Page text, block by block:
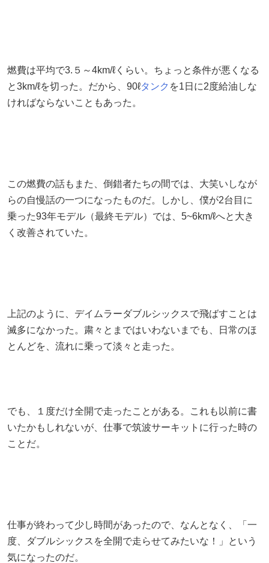
燃費は平均で3.５～4km/ℓくらい。ちょっと条件が悪くなる
と3km/ℓを切った。だから、90ℓタンク を1日に2度給油しな
ければならないこともあった。
この燃費の話もまた、倒錯者たちの間では、大笑いしなが
らの自慢話の一つになったものだ。しかし、僕が2台目に
乗った93年モデル（最終モデル）では、5~6km/ℓへと大き
く改善されていた。
上記のように、デイムラーダブルシックスで飛ばすことは
滅多になかった。粛々とまではいわないまでも、日常のほ
とんどを、流れに乗って淡々と走った。
でも、１度だけ全開で走ったことがある。これも以前に書
いたかもしれないが、仕事で筑波サーキットに行った時の
ことだ。
仕事が終わって少し時間があったので、なんとなく、「一
度、ダブルシックスを全開で走らせてみたいな！」という
気になったのだ。